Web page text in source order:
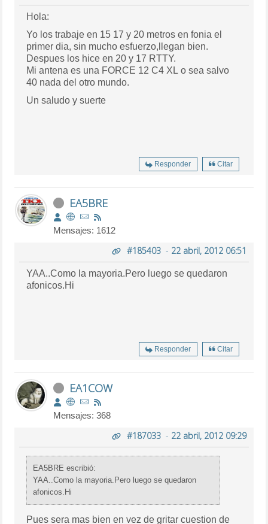
Hola:
Yo los trabaje en 15 17 y 20 metros en fonia el
primer dia, sin mucho esfuerzo,llegan bien.
Despues los hice en 20 y 17 RTTY.
Mi antena es una FORCE 12 C4 XL o sea salvo
40 nada del otro mundo.
Un saludo y suerte
Responder Citar
EA5BRE
Mensajes: 1612
#185403- 22 abril, 2012 06:51
YAA..Como la mayoria.Pero luego se quedaron
afonicos.Hi
Responder Citar
EA1COW
Mensajes: 368
#187033- 22 abril, 2012 09:29
EA5BRE escribió:
YAA..Como la mayoria.Pero luego se quedaron
afonicos.Hi
Pues sera mas bien en vez de gritar cuestion de